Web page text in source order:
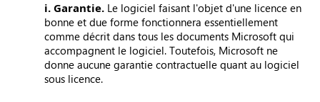
i. Garantie. Le logiciel faisant l'objet d'une licence en
bonne et due forme fonctionnera essentiellement
comme décrit dans tous les documents Microsoft qui
accompagnent le logiciel. Toutefois, Microsoft ne
donne aucune garantie contractuelle quant au logiciel
sous licence.